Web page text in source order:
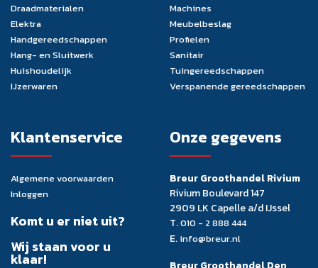
Draadmaterialen
Elektra
Handgereedschappen
Hang- en Sluitwerk
Huishoudelijk
IJzerwaren
Machines
Meubelbeslag
Profielen
Sanitair
Tuingereedschappen
Verspanende gereedschappen
Klantenservice
Algemene voorwaarden
Inloggen
Komt u er niet uit?
Wij staan voor u
klaar!
Onze gegevens
Breur Groothandel Rivium
Rivium Boulevard 147
2909 LK Capelle a/d IJssel
T.010 - 2 888 444
E. info@breur.nl